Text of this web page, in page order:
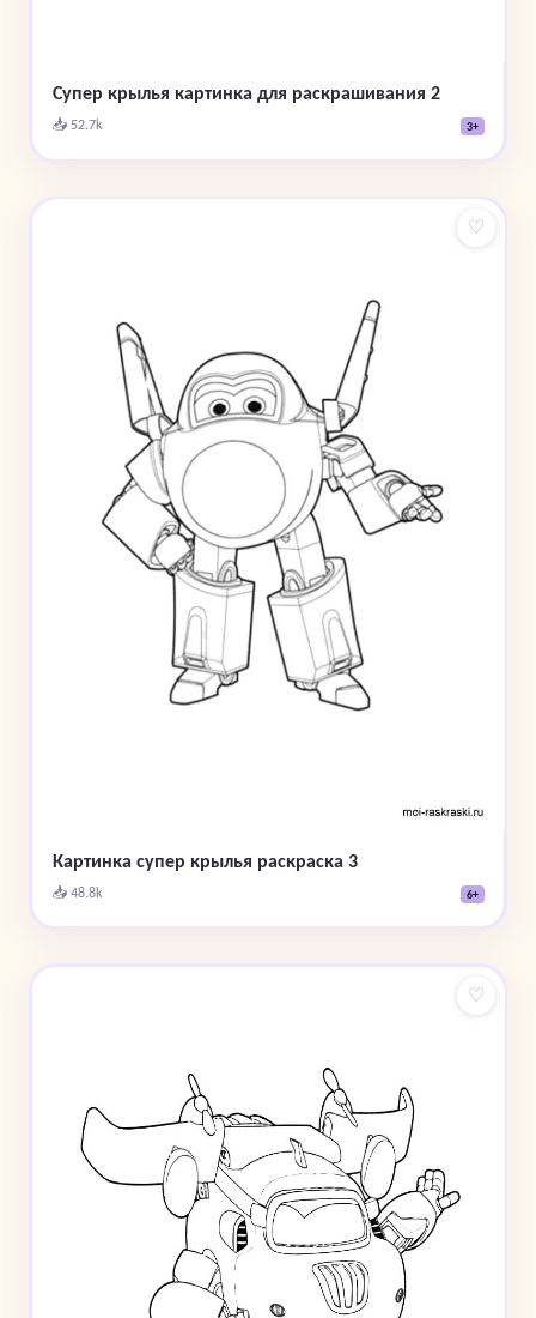
Супер крылья картинка для раскрашивания 2
📥 52.7k 3+
♡
Картинка супер крылья раскраска 3
📥 48.8k 6+
♡